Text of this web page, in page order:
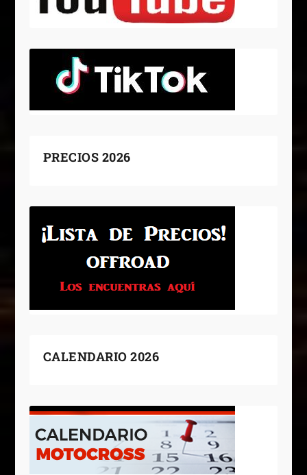
PRECIOS 2026
CALENDARIO 2026